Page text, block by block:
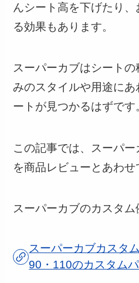
んシート高を下げたり
る効果もあります。
スーパーカブはシート
みのスタイルや用途に
ートが見つかるはずです
この記事では、スーパ
を商品レビューとあわせ
スーパーカブのカスタム
スーパーカブカスタ
90・110のカスタムパ